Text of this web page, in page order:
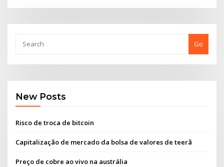
Go
New Posts
Risco de troca de bitcoin
Capitalização de mercado da bolsa de valores de teerã
Preço de cobre ao vivo na austrália